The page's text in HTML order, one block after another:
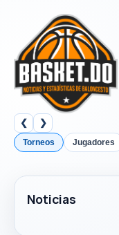
❮ ❯
Torneos Jugadores
Noticias